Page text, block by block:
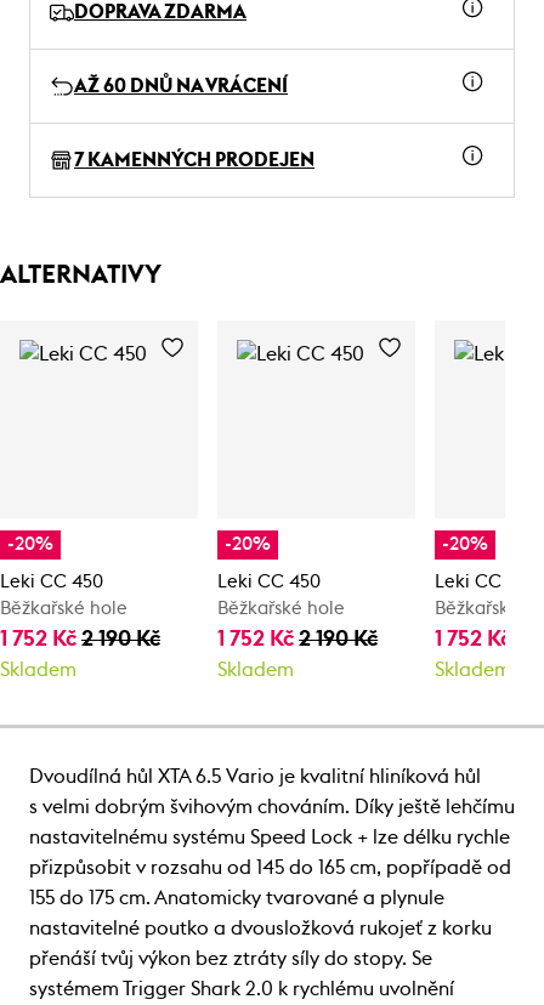
DOPRAVA ZDARMA
AŽ 60 DNŮ NA VRÁCENÍ
7 KAMENNÝCH PRODEJEN
ALTERNATIVY
-20%
Leki CC 450
Běžkařské hole
1 752 Kč 2 190 Kč
Skladem
-20%
Leki CC 450
Běžkařské hole
1 752 Kč2 190 Kč
Skladem
-20%
Leki CC 450
Běžkařské
1 752 Kč
Skladem
Dvoudílná hůl XTA 6.5 Vario je kvalitní hliníková hůl
s velmi dobrým švihovým chováním. Díky ještě lehčímu
nastavitelnému systému Speed Lock + lze délku rychle
přizpůsobit v rozsahu od 145 do 165 cm, popřípadě od
155 do 175 cm. Anatomicky tvarované a plynule
nastavitelné poutko a dvousložková rukojeť z korku
přenáší tvůj výkon bez ztráty síly do stopy. Se
systémem Trigger Shark 2.0 k rychlému uvolnění